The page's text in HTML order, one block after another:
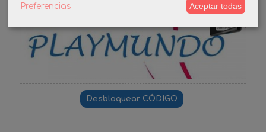
-3%
Preferencias Aceptar todas